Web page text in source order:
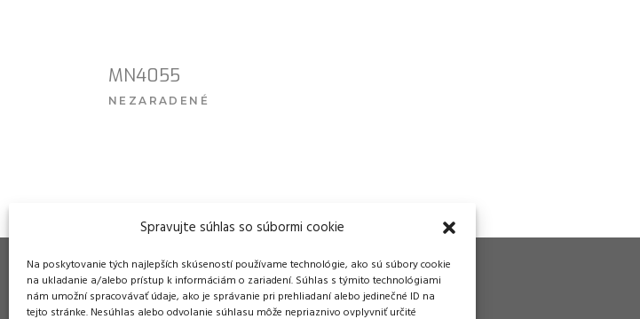
Spravujte súhlas so súbormi cookie
Na poskytovanie tých najlepších skúseností používame technológie, ako sú súbory cookie
na ukladanie a/alebo prístup k informáciám o zariadení. Súhlas s týmito technológiami
nám umožní spracovávať údaje, ako je správanie pri prehliadaní alebo jedinečné ID na
tejto stránke. Nesúhlas alebo odvolanie súhlasu môže nepriaznivo ovplyvniť určité
MN4055
NEZARADENÉ